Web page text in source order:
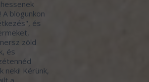
blogunkon
és
zöld
és
neki! Kérünk,
a